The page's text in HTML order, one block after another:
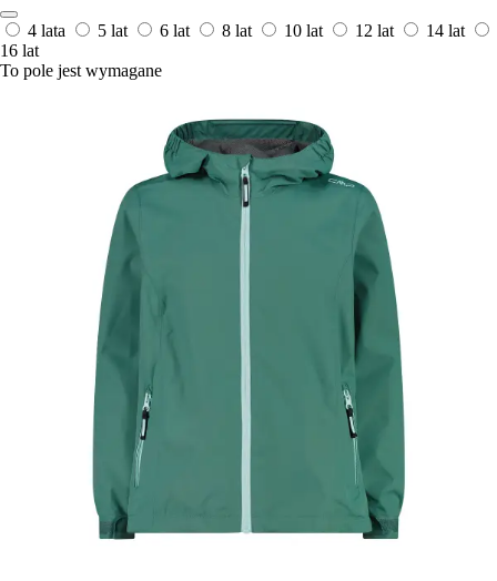
4 lata 5 lat 6 lat 8 lat 10 lat 12 lat
14 lat
16 lat
To pole jest wymagane